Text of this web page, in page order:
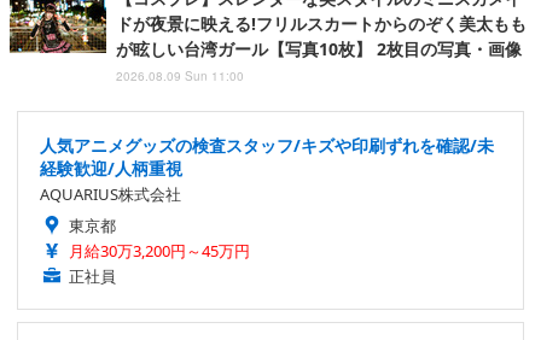
ドが夜景に映える!フリルスカートからのぞく美太もも
が眩しい台湾ガール【写真10枚】 2枚目の写真・画像
2026.08.09 Sun 11:00
人気アニメグッズの検査スタッフ/キズや印刷ずれを確認/未
経験歓迎/人柄重視
AQUARIUS株式会社
東京都
月給30万3,200円～45万円
正社員